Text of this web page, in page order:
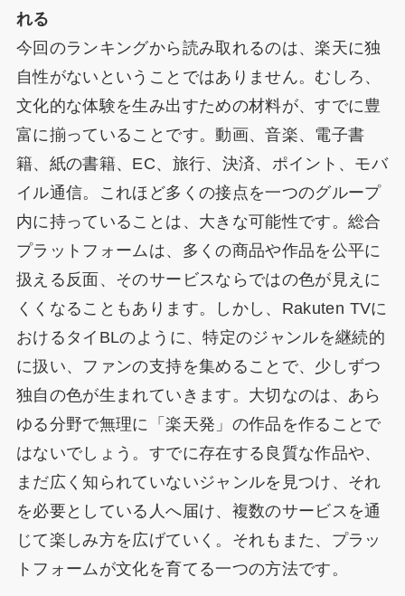
れる
今回のランキングから読み取れるのは、楽天に独
自性がないということではありません。むしろ、
文化的な体験を生み出すための材料が、すでに豊
富に揃っていることです。動画、音楽、電子書
籍、紙の書籍、EC、旅行、決済、ポイント、モバ
イル通信。これほど多くの接点を一つのグループ
内に持っていることは、大きな可能性です。総合
プラットフォームは、多くの商品や作品を公平に
扱える反面、そのサービスならではの色が見えに
くくなることもあります。しかし、Rakuten TVに
おけるタイBLのように、特定のジャンルを継続的
に扱い、ファンの支持を集めることで、少しずつ
独自の色が生まれていきます。大切なのは、あら
ゆる分野で無理に「楽天発」の作品を作ることで
はないでしょう。すでに存在する良質な作品や、
まだ広く知られていないジャンルを見つけ、それ
を必要としている人へ届け、複数のサービスを通
じて楽しみ方を広げていく。それもまた、プラッ
トフォームが文化を育てる一つの方法です。